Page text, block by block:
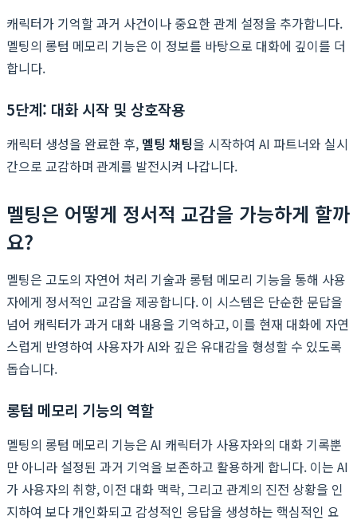
캐릭터가 기억할 과거 사건이나 중요한 관계 설정을 추가합니다.
멜팅의 롱텀 메모리 기능은 이 정보를 바탕으로 대화에 깊이를 더
합니다.
5단계: 대화 시작 및 상호작용
캐릭터 생성을 완료한 후, 멜팅 채팅을 시작하여 AI 파트너와 실시
간으로 교감하며 관계를 발전시켜 나갑니다.
멜팅은 어떻게 정서적 교감을 가능하게 할까
요?
멜팅은 고도의 자연어 처리 기술과 롱텀 메모리 기능을 통해 사용
자에게 정서적인 교감을 제공합니다. 이 시스템은 단순한 문답을
넘어 캐릭터가 과거 대화 내용을 기억하고, 이를 현재 대화에 자연
스럽게 반영하여 사용자가 AI와 깊은 유대감을 형성할 수 있도록
돕습니다.
롱텀 메모리 기능의 역할
멜팅의 롱텀 메모리 기능은 AI 캐릭터가 사용자와의 대화 기록뿐
만 아니라 설정된 과거 기억을 보존하고 활용하게 합니다. 이는 AI
가 사용자의 취향, 이전 대화 맥락, 그리고 관계의 진전 상황을 인
지하여 보다 개인화되고 감성적인 응답을 생성하는 핵심적인 요